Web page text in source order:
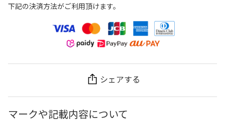
下記の決済方法がご利用頂けます。
シェアする
マークや記載内容について